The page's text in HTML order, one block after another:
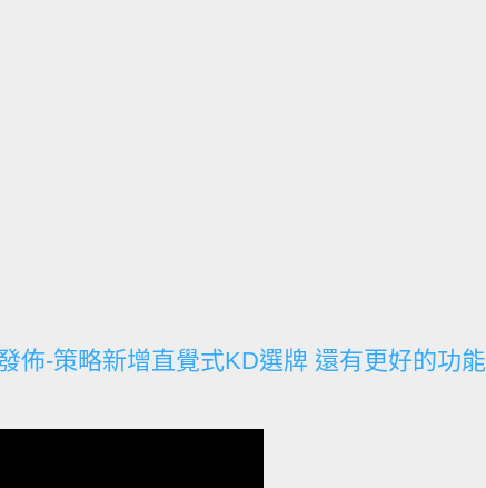
佈-策略新增直覺式KD選牌 還有更好的功能